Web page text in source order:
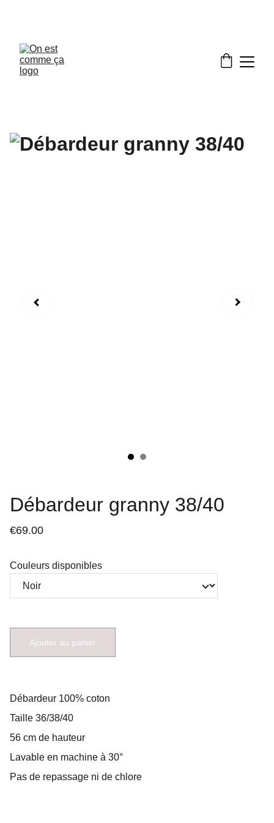
Débardeur granny 38/40
€69.00
Couleurs disponibles
Ajouter au panier
Débardeur 100% coton
Taille 36/38/40
56 cm de hauteur
Lavable en machine à 30°
Pas de repassage ni de chlore